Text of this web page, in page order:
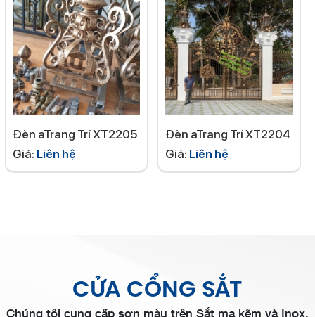
Đèn aTrang Trí XT2204
Giá: Liên hệ
Đèn aTrang Trí XT2203
Giá: Liên hệ
CỬA CỔNG SẮT
Chúng tôi cung cấp sơn màu trên Sắt mạ kẽm và Inox,